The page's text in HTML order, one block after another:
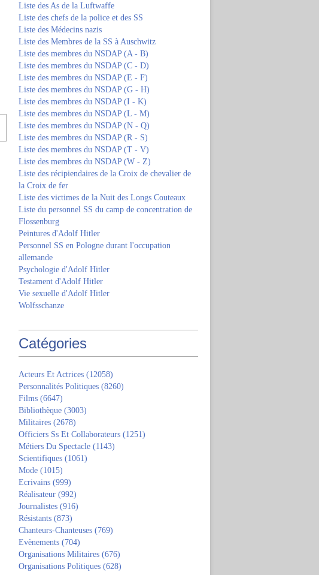
Liste des As de la Luftwaffe
Liste des chefs de la police et des SS
Liste des Médecins nazis
Liste des Membres de la SS à Auschwitz
Liste des membres du NSDAP (A - B)
Liste des membres du NSDAP (C - D)
Liste des membres du NSDAP (E - F)
Liste des membres du NSDAP (G - H)
Liste des membres du NSDAP (I - K)
Liste des membres du NSDAP (L - M)
Liste des membres du NSDAP (N - Q)
Liste des membres du NSDAP (R - S)
Liste des membres du NSDAP (T - V)
Liste des membres du NSDAP (W - Z)
Liste des récipiendaires de la Croix de chevalier de
la Croix de fer
Liste des victimes de la Nuit des Longs Couteaux
Liste du personnel SS du camp de concentration de
Flossenburg
Peintures d'Adolf Hitler
Personnel SS en Pologne durant l'occupation
allemande
Psychologie d'Adolf Hitler
Testament d'Adolf Hitler
Vie sexuelle d'Adolf Hitler
Wolfsschanze
Catégories
Acteurs Et Actrices (12058)
Personnalités Politiques (8260)
Films (6647)
Bibliothèque (3003)
Militaires (2678)
Officiers Ss Et Collaborateurs (1251)
Métiers Du Spectacle (1143)
Scientifiques (1061)
Mode (1015)
Ecrivains (999)
Réalisateur (992)
Journalistes (916)
Résistants (873)
Chanteurs-Chanteuses (769)
Evènements (704)
Organisations Militaires (676)
Organisations Politiques (628)